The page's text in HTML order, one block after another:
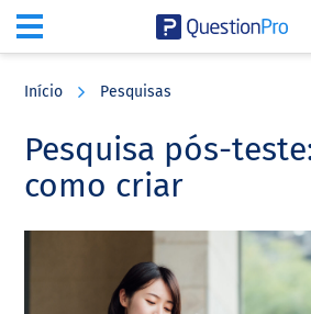
content
sidebar
Início Pesquisas
Pesquisa pós-
como criar